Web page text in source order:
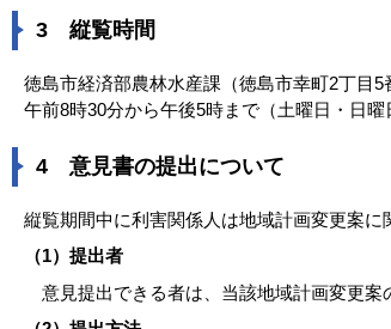
3 縦覧時間
徳島市経済部農林水産課（徳島市幸町2丁目5
午前8時30分から午後5時まで（土曜日・日曜
4 意見書の提出について
縦覧期間中に利害関係人は地域計画変更案
（1）提出者
意見提出できる者は、当該地域計画変更案